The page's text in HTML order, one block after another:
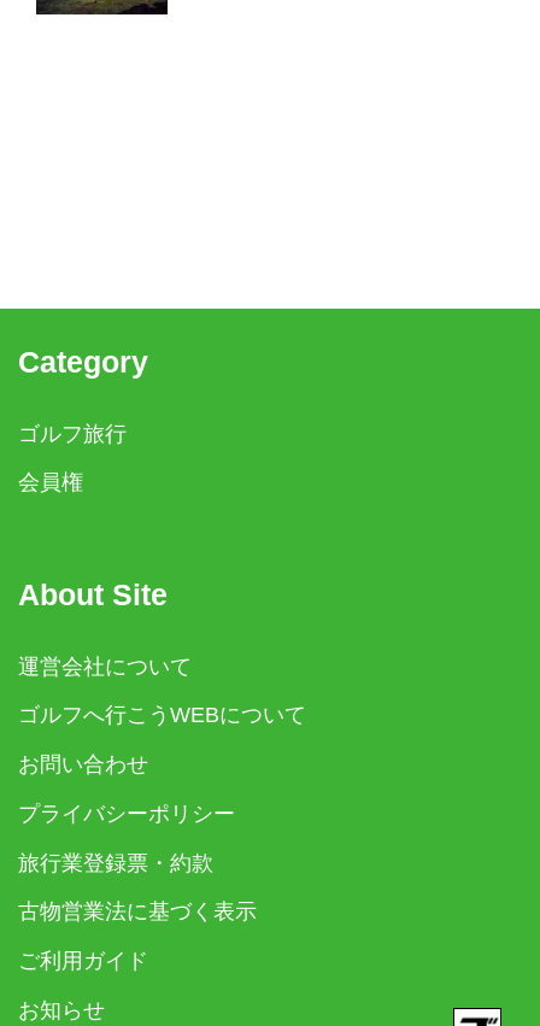
Category
ゴルフ旅行
会員権
About Site
運営会社について
ゴルフへ行こうWEBについて
お問い合わせ
プライバシーポリシー
旅行業登録票・約款
古物営業法に基づく表示
ご利用ガイド
お知らせ